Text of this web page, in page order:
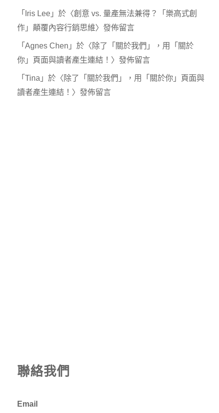
「 Iris Lee 」於〈創意 vs. 量產無法兼得？「樂高式創
作」顛覆內容行銷思維〉發佈留言
「 Agnes Chen 」於〈除了「關於我們」，用「關於
你」頁面與讀者產生連結！ 〉發佈留言
「 Tina 」於〈除了「關於我們」，用「關於你」頁面與
讀者產生連結！ 〉發佈留言
聯絡我們
Email